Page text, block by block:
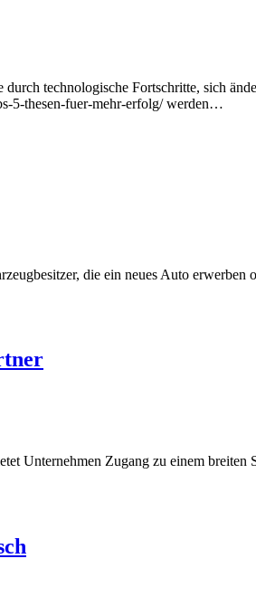
technologische Fortschritte, sich
5-thesen-fuer-mehr-erfolg/ werden…
die ein neues Auto erwerben
Unternehmen Zugang zu einem